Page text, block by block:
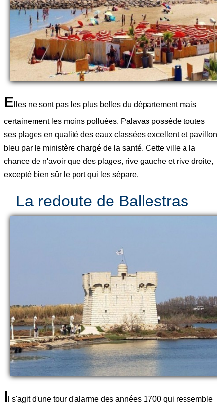
E lles ne sont pas les plus belles du département mais
certainement les moins polluées. Palavas possède toutes
ses plages en qualité des eaux classées excellent et pavillon
bleu par le ministère chargé de la santé. Cette ville a la
chance de n'avoir que des plages, rive gauche et rive droite,
excepté bien sûr le port qui les sépare.
La redoute de Ballestras
I l s'agit d'une tour d'alarme des années 1700 qui ressemble